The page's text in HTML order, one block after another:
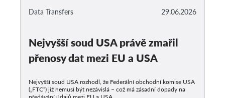
29.06.2026
Data Transfers
Nejvyšší soud USA právě zmařil
přenosy dat mezi EU a USA
Nejvyšší soud USA rozhodl, že Federální obchodní komise USA
(„FTC“) již nemusí být nezávislá – což má zásadní dopady na